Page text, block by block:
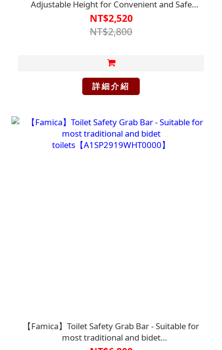
Adjustable Height for Convenient and Safe
Use【R1TO6707WHT0000】
NT$2,520
NT$2,800
詳細介紹
【Famica】Toilet Safety Grab Bar - Suitable for
most traditional and bidet